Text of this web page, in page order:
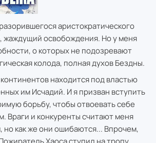
аристократического
жаждущий освобождения. Но у меня
о которых не подозревают
колода, полная духов Бездны.
находится под властью
им Исчадий. И я призван вступить
борьбу, чтобы отвоевать себе
Враги и конкуренты считают меня
как же они ошибаются... Впрочем,